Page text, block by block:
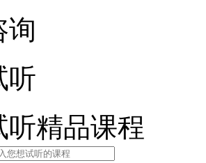
询
听
听精品课程